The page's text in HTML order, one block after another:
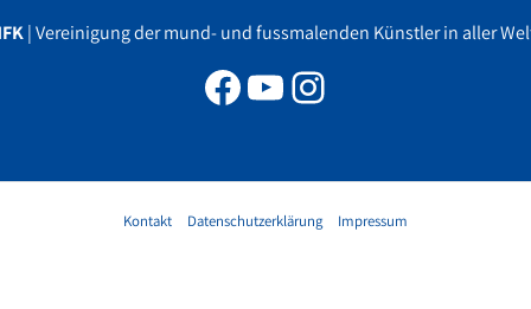
| Vereinigung der mund- und fussmalenden Künstler in aller
Kontakt Datenschutzerklärung Impressum